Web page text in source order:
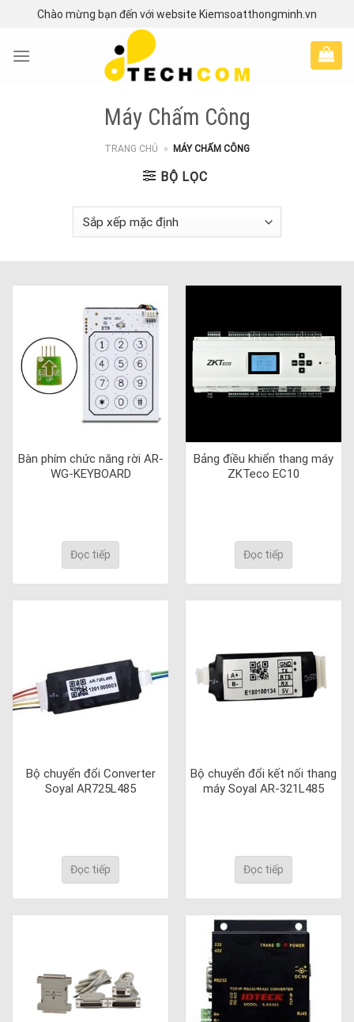
content
Chào mừng bạn đến với website Kiemsoatthongminh.vn
Máy Chấm Công
TRANG CHỦ » MÁY CHẤM CÔNG
BỘ LỌC
Bàn phím chức năng rời AR-
WG-KEYBOARD
Đọc tiếp
Bảng điều khiển thang máy
ZKTeco EC10
Đọc tiếp
Bộ chuyển đổi Converter
Soyal AR725L485
Đọc tiếp
Bộ chuyển đổi kết nối thang
máy Soyal AR-321L485
Đọc tiếp